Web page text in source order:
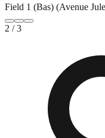
Field 1 (Bas) (Avenue
2 /3